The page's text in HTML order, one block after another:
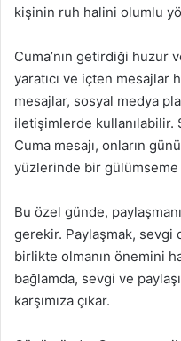
kişinin ruh halini olumlu
Cuma’nın getirdiği huzur
yaratıcı ve içten mesajlar
mesajlar, sosyal medya
iletişimlerde
Cuma mesajı, onların
yüzlerinde bir
Bu özel günde,
gerekir. Paylaşmak,
birlikte olmanın önemini
bağlamda, sevgi ve
karşımıza çıkar.